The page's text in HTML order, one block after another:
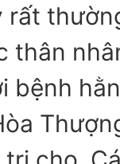
rất
thân
bệnh